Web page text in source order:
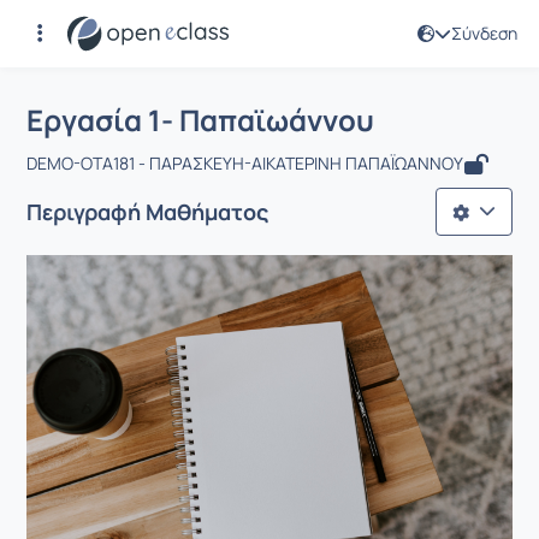
Σύνδεση
Αρχική Σελίδα
Μάθημα : Εργασία 1- Παπαϊωάννου
Εργασία 1- Παπαϊωάννου
DEMO-OTA181 - ΠΑΡΑΣΚΕΥΗ-ΑΙΚΑΤΕΡΙΝΗ ΠΑΠΑΪΩΑΝΝΟΥ
Περιγραφή Μαθήματος